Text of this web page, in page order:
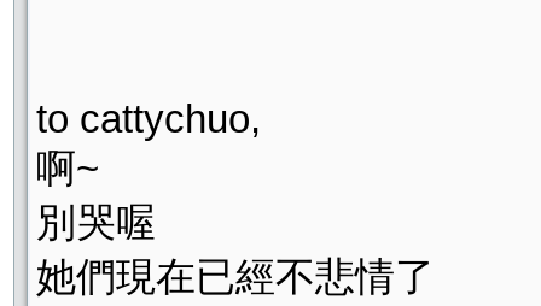
to cattychuo,
啊~
別哭喔
她們現在已經不悲情了